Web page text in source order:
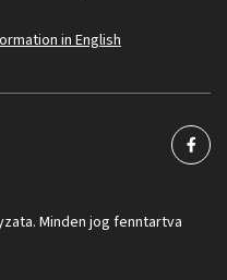
in English
Minden jog fenntartva